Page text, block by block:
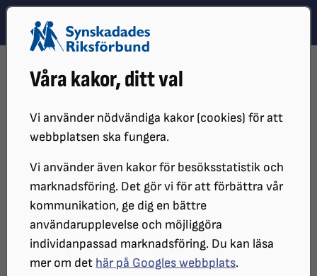
Våra kakor, ditt val
Vi använder nödvändiga kakor (cookies) för att
webbplatsen ska fungera.
Vi använder även kakor för besöksstatistik och
marknadsföring. Det gör vi för att förbättra vår
kommunikation, ge dig en bättre
användarupplevelse och möjliggöra
individanpassad marknadsföring. Du kan läsa
mer om det här på Googles webbplats.
Hoppa till innehåll
Hoppa till hitta snabbt
DISTRIKT
SRF SKÅNE
STIFTELSE OCH FONDER I SKÅNE
SKICKA IN KVITTO
Om du har fått ditt bidrag i förskott ska du skicka
kvitto/underlag till SSS som visar att pengarna
använts till sökt ändamål, dvs det du beviljats bidrag
för. Kvittot/underlaget ska du skicka in inom tre
månader från det att pengarna utbetalades till